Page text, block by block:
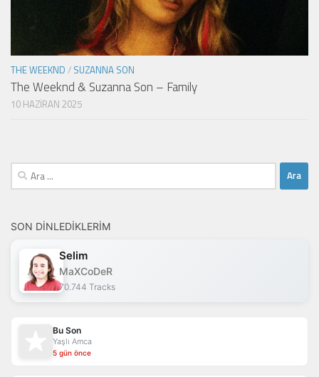
THE WEEKND / SUZANNA SON
The Weeknd & Suzanna Son – Family
10 HAZIRAN 2025
Arama:
SON DINLEDIKLERIM
Selim
MaXCoDeR
70.744 Tracks
Bu Son
Yaşlı Amca
5 gün önce